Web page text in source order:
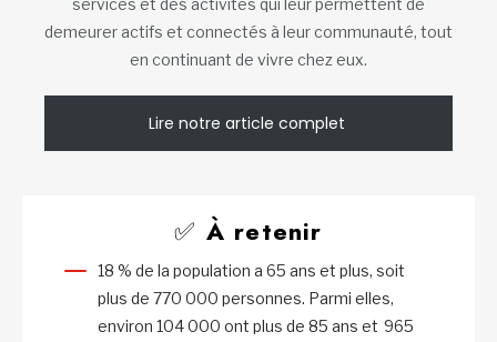
services et des activités qui leur permettent de
demeurer actifs et connectés à leur communauté, tout
en continuant de vivre chez eux.
Lire notre article complet
✅ À retenir
18 % de la population a 65 ans et plus, soit
plus de 770 000 personnes. Parmi elles,
environ 104 000 ont plus de 85 ans et 965